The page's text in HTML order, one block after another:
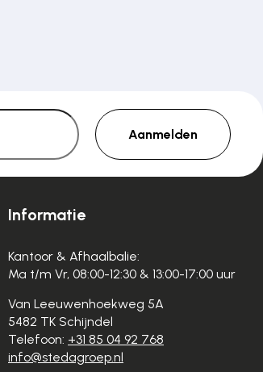
Aanmelden
Informatie
Kantoor & Afhaalbalie:
Ma t/m Vr, 08:00-12:30 & 13:00-17:00 uur
Van Leeuwenhoekweg 5A
5482 TK Schijndel
Telefoon: +31 85 04 92 768
info@stedagroep.nl